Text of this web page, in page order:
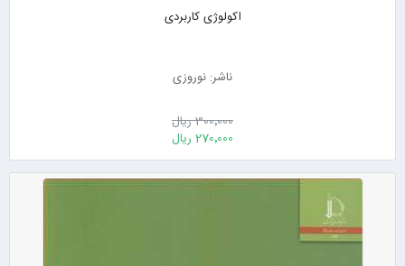
اکولوژی کاربردی
ناشر: نوروزی
300٬000 ریال
270٬000 ریال